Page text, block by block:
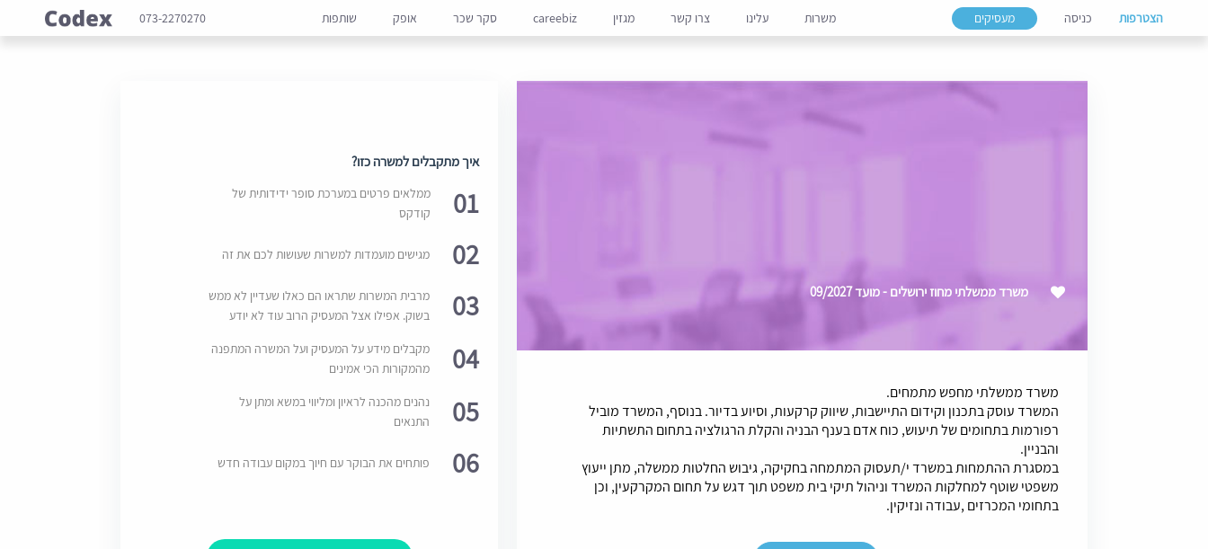
הצטרפות כניסה מעסיקים משרות עלינו צרו קשר מגזין careebiz סקר שכר אופק שותפות 073-2270270
משרד ממשלתי מחוז ירושלים - מועד 09/2027
משרד ממשלתי מחפש מתמחים.
המשרד עוסק בתכנון וקידום התיישבות, שיווק קרקעות, וסיוע בדיור. בנוסף, המשרד מוביל
רפורמות בתחומים של תיעוש, כוח אדם בענף הבניה והקלת הרגולציה בתחום התשתיות
והבניין.
במסגרת ההתמחות במשרד י/תעסוק המתמחה בחקיקה, גיבוש החלטות ממשלה, מתן ייעוץ
משפטי שוטף למחלקות המשרד וניהול תיקי בית משפט תוך דגש על תחום המקרקעין, וכן
בתחומי המכרזים ,עבודה ונזיקין.
איך מתקבלים למשרה כזו?
01
ממלאים פרטים במערכת סופר ידידותית של
קודקס
02 מגישים מועמדות למשרות שעושות לכם את זה
03
מרבית המשרות שתראו הם כאלו שעדיין לא ממש
בשוק. אפילו אצל המעסיק הרוב עוד לא יודע
04
מקבלים מידע על המעסיק ועל המשרה המתפנה
מהמקורות הכי אמינים
05
נהנים מהכנה לראיון ומליווי במשא ומתן על
התנאים
06 פותחים את הבוקר עם חיוך במקום עבודה חדש